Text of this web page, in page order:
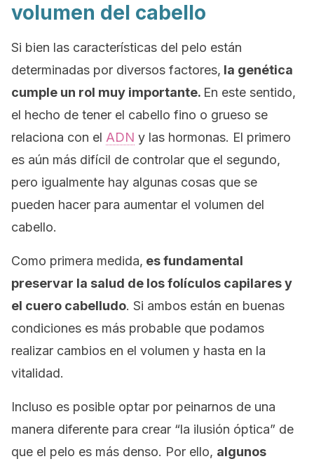
volumen del cabello
Si bien las características del pelo están
determinadas por diversos factores, la genética
cumple un rol muy importante. En este sentido,
el hecho de tener el cabello fino o grueso se
relaciona con el ADN y las hormonas. El primero
es aún más difícil de controlar que el segundo,
pero igualmente hay algunas cosas que se
pueden hacer para aumentar el volumen del
cabello.
Como primera medida, es fundamental
preservar la salud de los folículos capilares y
el cuero cabelludo. Si ambos están en buenas
condiciones es más probable que podamos
realizar cambios en el volumen y hasta en la
vitalidad.
Incluso es posible optar por peinarnos de una
manera diferente para crear “la ilusión óptica” de
que el pelo es más denso. Por ello, algunos